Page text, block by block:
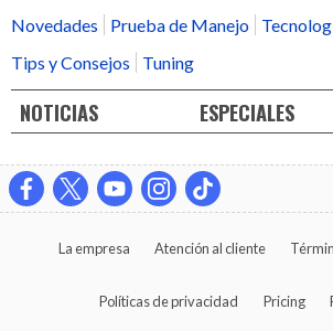
Novedades
Prueba de Manejo
Tips y Consejos
Tuning
NOTICIAS ESPECIALES
La empresa Atención al cliente
Políticas de privacidad Pricing